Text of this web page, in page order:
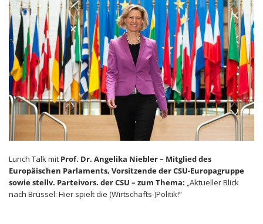
Lunch Talk mit Prof. Dr. Angelika Niebler – Mitglied des
Europäischen Parlaments, Vorsitzende der CSU-Europagruppe
sowie stellv. Parteivors. der CSU – zum Thema: „Aktueller Blick
nach Brüssel: Hier spielt die (Wirtschafts-)Politik!“